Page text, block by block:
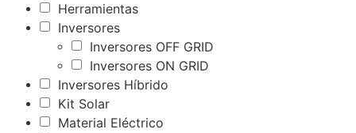
Herramientas
Inversores
Inversores OFF GRID
Inversores ON GRID
Inversores Híbrido
Kit Solar
Material Eléctrico